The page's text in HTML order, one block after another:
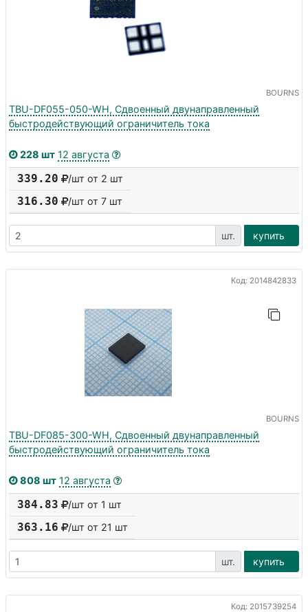
BOURNS
TBU-DF055-050-WH, Сдвоенный двунаправленный
быстродействующий ограничитель тока
228 шт 12 августа
339.20 /шт от 2 шт
316.30 /шт от 7 шт
шт. купить
Код: 2014842833
BOURNS
TBU-DF085-300-WH, Сдвоенный двунаправленный
быстродействующий ограничитель тока
808 шт 12 августа
384.83 /шт от 1 шт
363.16 /шт от 21 шт
шт. купить
Код: 2015739254